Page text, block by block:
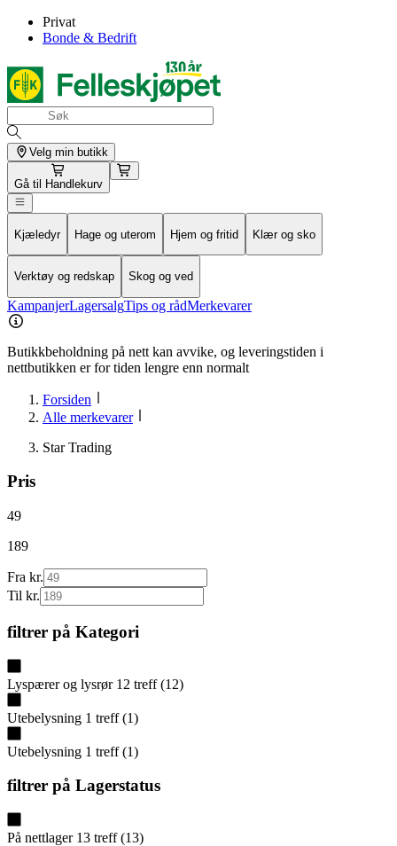
Privat
Bonde & Bedrift
Velg min butikk
Gå til Handlekurv
Kjæledyr Hage og uterom Hjem og fritid Klær og sko
Verktøy og redskap Skog og ved
KampanjerLagersalgTips og rådMerkevarer
Butikkbeholdning på nett kan avvike, og leveringstiden i
nettbutikken er for tiden lengre enn normalt
Forsiden
Alle merkevarer
Star Trading
Pris
49
189
Fra kr.
Til kr.
filtrer på Kategori
Lyspærer og lysrør 12 treff (12)
Utebelysning 1 treff (1)
Utebelysning 1 treff (1)
filtrer på Lagerstatus
På nettlager 13 treff (13)